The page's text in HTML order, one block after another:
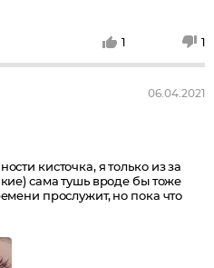
1 1
06.04.2021
кисточка, я только из за
сама тушь вроде бы тоже
прослужит, но пока что